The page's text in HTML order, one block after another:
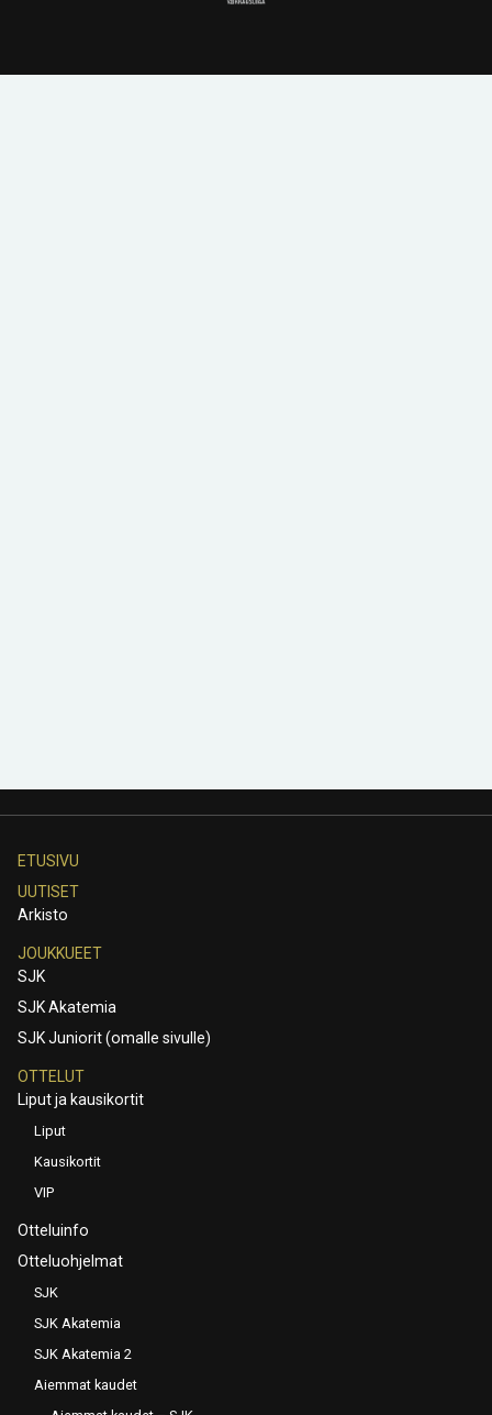
ETUSIVU
UUTISET
Arkisto
JOUKKUEET
SJK
SJK Akatemia
SJK Juniorit (omalle sivulle)
OTTELUT
Liput ja kausikortit
Liput
Kausikortit
VIP
Otteluinfo
Otteluohjelmat
SJK
SJK Akatemia
SJK Akatemia 2
Aiemmat kaudet